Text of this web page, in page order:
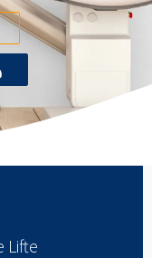
Lifte